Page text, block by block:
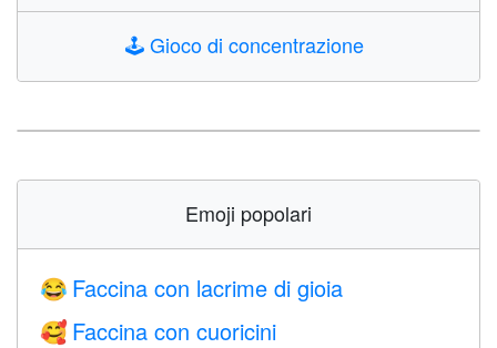
🕹️Gioco di concentrazione
Emoji popolari
😂 Faccina con lacrime di gioia
🥰 Faccina con cuoricini